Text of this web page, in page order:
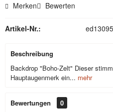
Merken Bewerten
Artikel-Nr.: ed13095
Beschreibung
Backdrop "Boho-Zelt" Dieser
Hauptaugenmerk ein... mehr
Bewertungen
0